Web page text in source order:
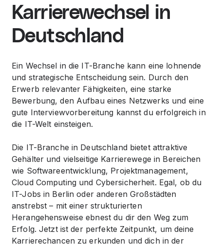
Karrierewechsel in
Deutschland
Ein Wechsel in die IT-Branche kann eine lohnende
und strategische Entscheidung sein. Durch den
Erwerb relevanter Fähigkeiten, eine starke
Bewerbung, den Aufbau eines Netzwerks und eine
gute Interviewvorbereitung kannst du erfolgreich in
die IT-Welt einsteigen.
Die IT-Branche in Deutschland bietet attraktive
Gehälter und vielseitige Karrierewege in Bereichen
wie Softwareentwicklung, Projektmanagement,
Cloud Computing und Cybersicherheit. Egal, ob du
IT-Jobs in Berlin oder anderen Großstädten
anstrebst – mit einer strukturierten
Herangehensweise ebnest du dir den Weg zum
Erfolg. Jetzt ist der perfekte Zeitpunkt, um deine
Karrierechancen zu erkunden und dich in der